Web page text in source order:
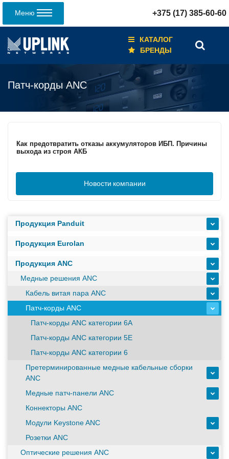
Меню +375 (17) 385-60-60
КАТАЛОГ
БРЕНДЫ
Патч-корды ANC
Кабели для промышленных сетей в новом каталоге ANC
Как предотвратить отказы аккумуляторов ИБП. Причины
выхода из строя АКБ
С 3–4 ноября 2025 г. инвентаризация на складе. Отгрузка
товара производиться не будет!
ИБП с мощным зарядным устройством и
зависимости от подключаемых внешних АКБ
Оборудование связи и решения для электрических
подстанций
Кабели для промышленных сетей в новом каталоге ANC
Как предотвратить отказы аккумуляторов ИБП. Причины
выхода из строя АКБ
С 3–4 ноября 2025 г. инвентаризация на складе. Отгрузка
товара производиться не будет!
ИБП с мощным зарядным устройством и
Новости компании
Продукция Panduit
Продукция Eurolan
Продукция ANC
Медные решения ANC
Кабель витая пара ANC
Патч-корды ANC
Патч-корды ANC категории 6А
Патч-корды ANC категории 5E
Патч-корды ANC категории 6
Претерминированные медные кабельные сборки
ANC
Медные патч-панели ANC
Коннекторы ANC
Модули Keystone ANC
Розетки ANC
Оптические решения ANC